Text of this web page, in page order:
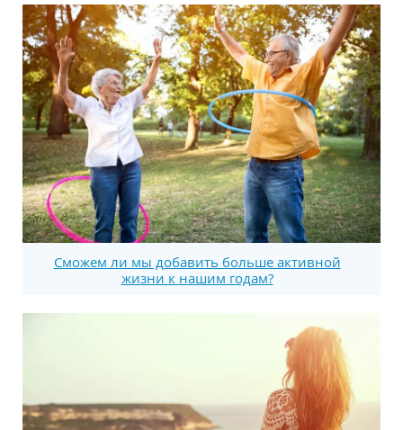
Сможем ли мы добавить больше активной
жизни к нашим годам?